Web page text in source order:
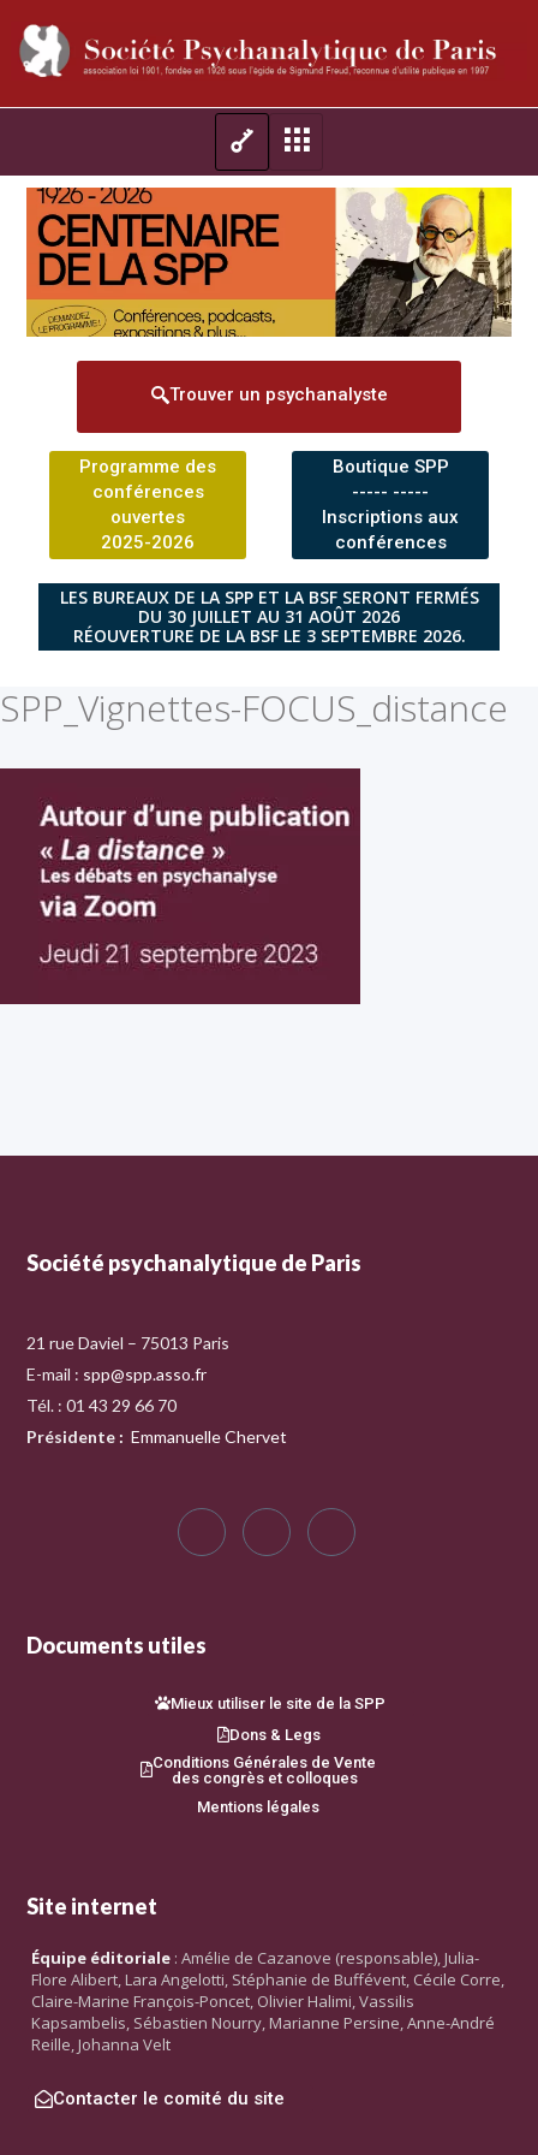
Trouver un psychanalyste
Programme des
conférences
ouvertes
2025-2026
Boutique SPP
----- -----
Inscriptions aux
conférences
LES BUREAUX DE LA SPP ET LA BSF SERONT FERMÉS
DU 30 JUILLET AU 31 AOÛT 2026
RÉOUVERTURE DE LA BSF LE 3 SEPTEMBRE 2026.
SPP_Vignettes-FOCUS_distance
Société psychanalytique de Paris
21 rue Daviel – 75013 Paris
E-mail : spp@spp.asso.fr
Tél. : 01 43 29 66 70
Présidente : Emmanuelle Chervet
Documents utiles
Mieux utiliser le site de la SPP
Dons & Legs
Conditions Générales de Vente
des congrès et colloques
Mentions légales
Site internet
Équipe éditoriale : Amélie de Cazanove (responsable), Julia-
Flore Alibert, Lara Angelotti, Stéphanie de Buffévent, Cécile Corre,
Claire-Marine François-Poncet, Olivier Halimi, Vassilis
Kapsambelis, Sébastien Nourry, Marianne Persine, Anne-André
Reille, Johanna Velt
Contacter le comité du site